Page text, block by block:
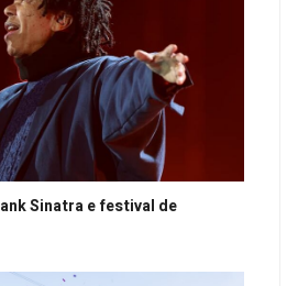
Sinatra e festival de